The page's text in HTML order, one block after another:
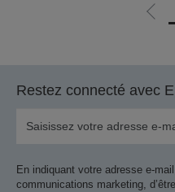
Restez connecté avec
En indiquant votre adresse e-
communications marketing,